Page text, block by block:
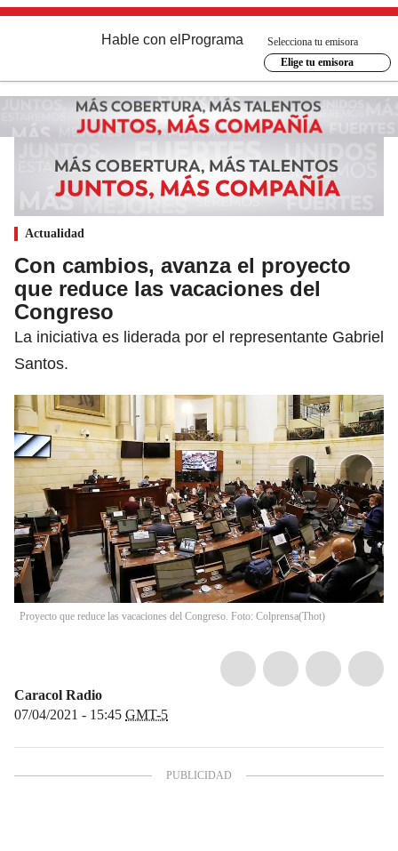
Hable con el Programa
Selecciona tu emisora
Elige tu emisora
Actualidad
Con cambios, avanza el proyecto
que reduce las vacaciones del
Congreso
La iniciativa es liderada por el representante Gabriel
Santos.
Proyecto que reduce las vacaciones del Congreso. Foto: Colprensa(Thot)
Caracol Radio
07/04/2021 - 15:45 GMT-5